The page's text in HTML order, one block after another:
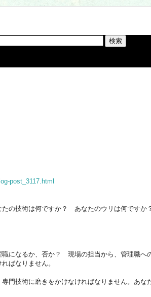
post_3117.html
の技術は何ですか？ あなたのウリは何ですか
になるか、否か？ 現場の担当から、管理職へ
ばなりません。
門技術に磨きをかけなければなりません。あな